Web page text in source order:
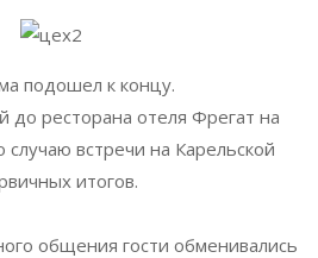
подошел к концу.
до ресторана отеля Фрегат на
встречи на Карельской
итогов.
общения гости обменивались